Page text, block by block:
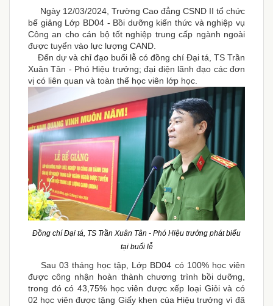
Ngày 12/03/2024, Trường Cao đẳng CSND II tổ chức
bế giảng Lớp BD04 - Bồi dưỡng kiến thức và nghiệp vụ
Công an cho cán bộ tốt nghiệp trung cấp ngành ngoài
được tuyển vào lực lượng CAND.
Đến dự và chỉ đạo buổi lễ có đồng chí Đại tá, TS Trần
Xuân Tân - Phó Hiệu trưởng; đại diện lãnh đạo các đơn
vị có liên quan và toàn thể học viên lớp học.
Đồng chí Đại tá, TS Trần Xuân Tân - Phó Hiệu trưởng phát biểu
tại buổi lễ
Sau 03 tháng học tập, Lớp BD04 có 100% học viên
được công nhận hoàn thành chương trình bồi dưỡng,
trong đó có 43,75% học viên được xếp loại Giỏi và có
02 học viên được tặng Giấy khen của Hiệu trưởng vì đã